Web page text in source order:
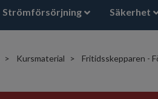
Strömförsörjning Säkerhet
Kursmaterial Fritidsskepparen -